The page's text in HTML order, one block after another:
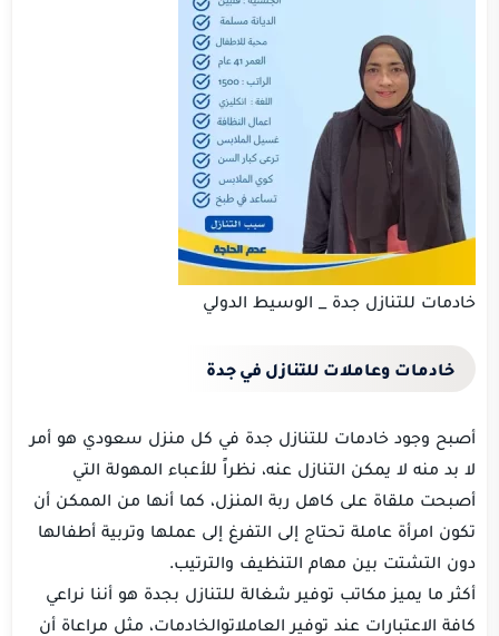
خادمات للتنازل جدة _ الوسيط الدولي
خادمات وعاملات للتنازل في جدة
أصبح وجود خادمات للتنازل جدة في كل منزل سعودي هو أمر
لا بد منه لا يمكن التنازل عنه، نظراً للأعباء المهولة التي
أصبحت ملقاة على كاهل ربة المنزل، كما أنها من الممكن أن
تكون امرأة عاملة تحتاج إلى التفرغ إلى عملها وتربية أطفالها
دون التشتت بين مهام التنظيف والترتيب.
أكثر ما يميز مكاتب توفير شغالة للتنازل بجدة هو أننا نراعي
كافة الاعتبارات عند توفير العاملاتوالخادمات، مثل مراعاة أن